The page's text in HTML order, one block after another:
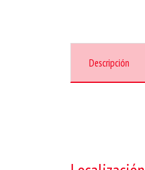
Descripción